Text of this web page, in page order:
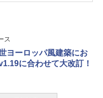
ス
ヨーロッパ風建築にお
に合わせて大改訂！